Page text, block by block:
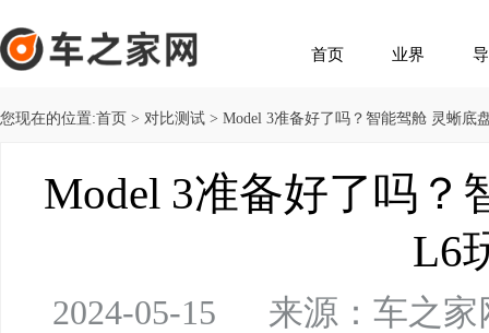
首页 业界
您现在的位置:首页 > 对比测试 > Model 3准备好了吗？智能驾舱 灵蜥底
Model 3准备好了吗？
L6
2024-05-15 来源：车之